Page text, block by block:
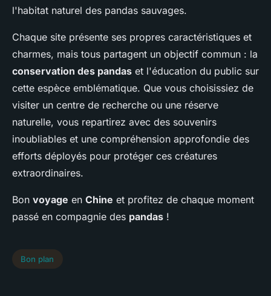
l'habitat naturel des pandas sauvages.
Chaque site présente ses propres caractéristiques et
charmes, mais tous partagent un objectif commun : la
conservation des pandas et l'éducation du public sur
cette espèce emblématique. Que vous choisissiez de
visiter un centre de recherche ou une réserve
naturelle, vous repartirez avec des souvenirs
inoubliables et une compréhension approfondie des
efforts déployés pour protéger ces créatures
extraordinaires.
Bon voyage en Chine et profitez de chaque moment
passé en compagnie des pandas !
Bon plan